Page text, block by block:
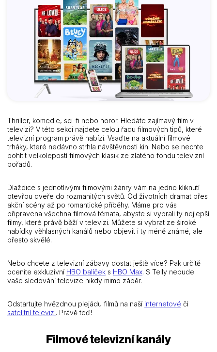
Thriller, komedie, sci-fi nebo horor. Hledáte zajímavý film v
televizi? V této sekci najdete celou řadu filmových tipů, které
televizní program právě nabízí. Vsaďte na aktuální filmové
trháky, které nedávno strhla návštěvnosti kin. Nebo se nechte
pohltit velkolepostí filmových klasik ze zlatého fondu televizní
pořadů.
Dlaždice s jednotlivými filmovými žánry vám na jedno kliknutí
otevřou dveře do rozmanitých světů. Od životních dramat přes
akční scény až po romantické příběhy. Máme pro vás
připravena všechna filmová témata, abyste si vybrali ty nejlepší
filmy, které právě běží v televizi. Můžete si vybrat ze široké
nabídky věhlasných kanálů nebo objevit i ty méně známé, ale
přesto skvělé.
Nebo chcete z televizní zábavy dostat ještě více? Pak určitě
oceníte exkluzivní HBO balíček s HBO Max. S Telly nebude
vaše sledování televize nikdy mimo záběr.
Odstartujte hvězdnou plejádu filmů na naší internetové či
satelitní televizi. Právě teď!
Filmové televizní kanály